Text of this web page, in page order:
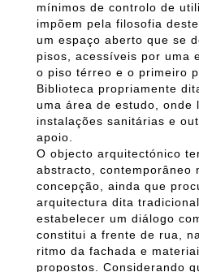
mínimos de controlo de
impõem pela filosofia
um espaço aberto que se
pisos, acessíveis por uma
o piso térreo e o primeiro
Biblioteca propriamente
uma área de estudo, onde
instalações sanitárias e
apoio.
O objecto arquitectónico
abstracto, contemporâneo
concepção, ainda que
arquitectura dita
estabelecer um diálogo
constitui a frente de rua,
ritmo da fachada e
propostos. Considerando